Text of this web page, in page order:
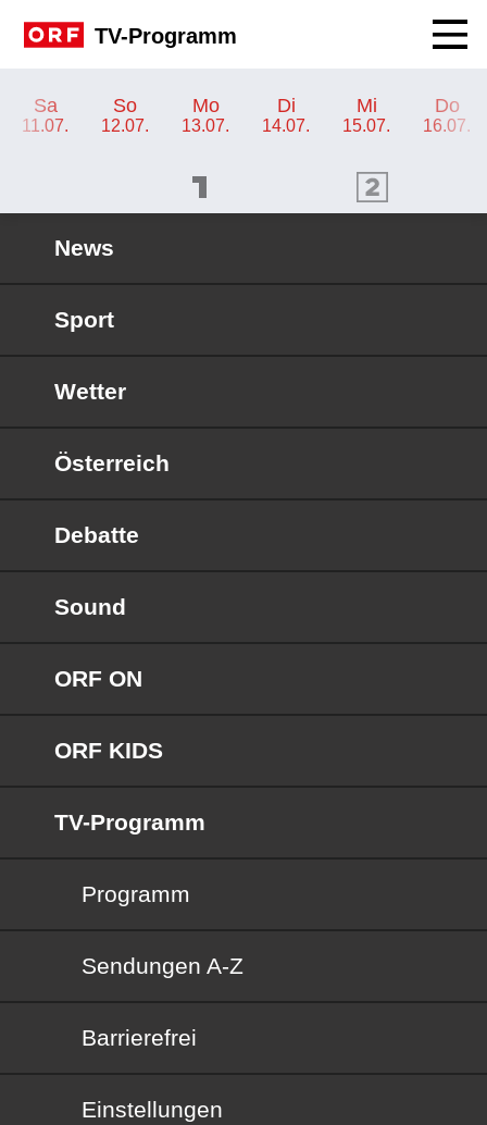
TV-Programm
Sa
11.07.
So
12.07.
Mo
13.07.
Di
14.07.
Mi
15.07.
Do
16.07.
ORF 2 Programm
News
Sport
Wetter
Österreich
Debatte
Sound
ORF ON
ORF KIDS
TV-Programm
Programm
Sendungen von A bis Z
Sendungen A-Z
Barrierefrei
Barrierefrei
Einstellungen